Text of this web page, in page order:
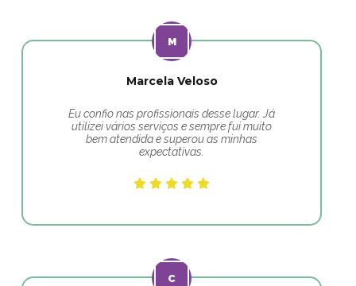
Marcela Veloso
Eu confio nas profissionais desse lugar. Já
utilizei vários serviços e sempre fui muito
bem atendida e superou as minhas
expectativas.